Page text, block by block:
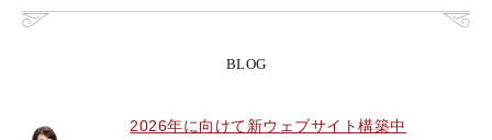
BLOG
2026年に向けて新ウェブサイト構築中